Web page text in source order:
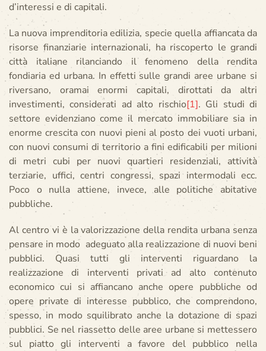
d’interessi e di capitali.
La nuova imprenditoria edilizia, specie quella affiancata da
risorse finanziarie internazionali, ha riscoperto le grandi
città italiane rilanciando il fenomeno della rendita
fondiaria ed urbana. In effetti sulle grandi aree urbane si
riversano, oramai enormi capitali, dirottati da altri
investimenti, considerati ad alto rischio[1]. Gli studi di
settore evidenziano come il mercato immobiliare sia in
enorme crescita con nuovi pieni al posto dei vuoti urbani,
con nuovi consumi di territorio a fini edificabili per milioni
di metri cubi per nuovi quartieri residenziali, attività
terziarie, uffici, centri congressi, spazi intermodali ecc.
Poco o nulla attiene, invece, alle politiche abitative
pubbliche.
Al centro vi è la valorizzazione della rendita urbana senza
pensare in modo adeguato alla realizzazione di nuovi beni
pubblici. Quasi tutti gli interventi riguardano la
realizzazione di interventi privati ad alto contenuto
economico cui si affiancano anche opere pubbliche od
opere private di interesse pubblico, che comprendono,
spesso, in modo squilibrato anche la dotazione di spazi
pubblici. Se nel riassetto delle aree urbane si mettessero
sul piatto gli interventi a favore del pubblico nella